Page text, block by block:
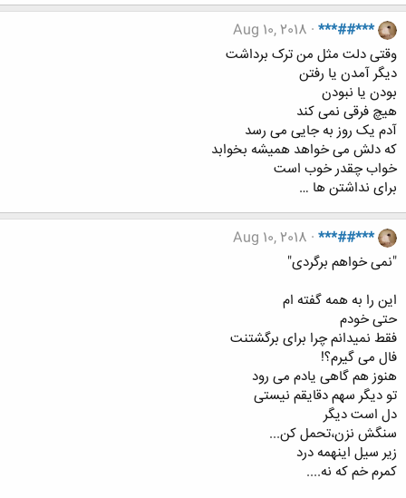
***##***
Aug 10, 2018
وقتی دلت مثل من ترک برداشت
دیگر آمدن یا رفتن
بودن یا نبودن
هیچ فرقی نمی کند
آدم یک روز به جایی می رسد
که دلش می خواهد همیشه بخوابد
خواب چقدر خوب است
برای نداشتن ها …
***##***
Aug 10, 2018
"نمی خواهم برگردی"
این را به همه گفته ام
حتی خودم
فقط نمیدانم چرا برای برگشتنت
فال می گیرم؟!
هنوز هم گاهی یادم می رود
تو دیگر سهم دقایقم نیستی
دل است دیگر
سنگش نزن،تحمل کن...
زیر سیل اینهمه درد
کمرم خم که نه....